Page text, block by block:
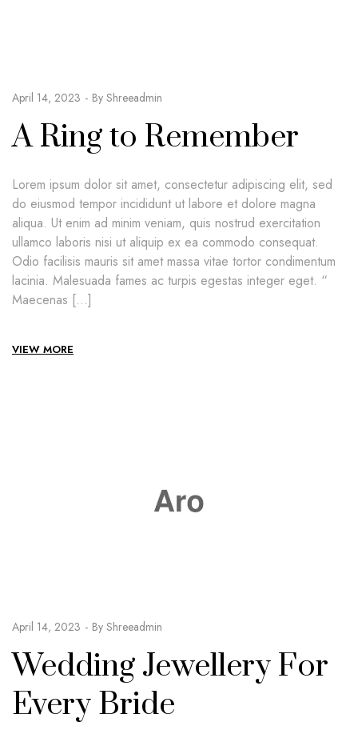
April 14, 2023 By Shreeadmin
A Ring to Remember
Lorem ipsum dolor sit amet, consectetur adipiscing elit, sed
do eiusmod tempor incididunt ut labore et dolore magna
aliqua. Ut enim ad minim veniam, quis nostrud exercitation
ullamco laboris nisi ut aliquip ex ea commodo consequat.
Odio facilisis mauris sit amet massa vitae tortor condimentum
lacinia. Malesuada fames ac turpis egestas integer eget. “
Maecenas […]
VIEW MORE
April 14, 2023 By Shreeadmin
Wedding Jewellery For
Every Bride